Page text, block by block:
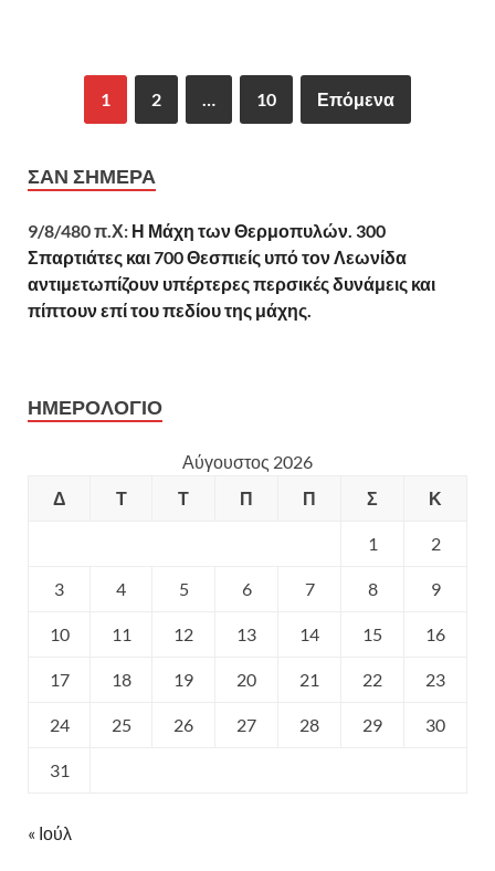
1 2 … 10 Επόμενα
ΣΑΝ ΣΉΜΕΡΑ
9/8/480 π.Χ: Η Μάχη των Θερμοπυλών. 300
Σπαρτιάτες και 700 Θεσπιείς υπό τον Λεωνίδα
αντιμετωπίζουν υπέρτερες περσικές δυνάμεις και
πίπτουν επί του πεδίου της μάχης.
ΗΜΕΡΟΛΌΓΙΟ
Αύγουστος 2026
Δ
Τ Τ Π Π Σ Κ
1 2
3 4 5 6 7 8 9
10 11 12 13 14 15 16
17 18 19 20 21 22 23
24 25 26 27 28 29 30
31
« Ιούλ